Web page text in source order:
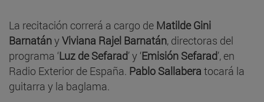
La recitación correrá a cargo de Matilde Gini
BarnatányViviana Rajel Barnatán, directoras del
programa ‘Luz de Sefarad’ y ‘Emisión Sefarad’, en
Radio Exterior de España. Pablo Sallabera tocará la
guitarra y la baglama.